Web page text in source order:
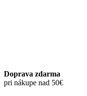
Doprava zdarma
pri nákupe nad 50€